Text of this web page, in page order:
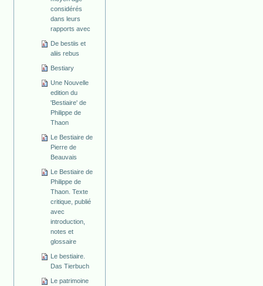
considérés
dans leurs
rapports avec
De bestiis et
aliis rebus
Bestiary
Une Nouvelle
edition du
'Bestiaire' de
Philippe de
Thaon
Le Bestiaire de
Pierre de
Beauvais
Le Bestiaire de
Philippe de
Thaon. Texte
critique, publié
avec
introduction,
notes et
glossaire
Le bestiaire.
Das Tierbuch
Le patrimoine